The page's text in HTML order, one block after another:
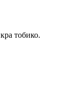
тобико.